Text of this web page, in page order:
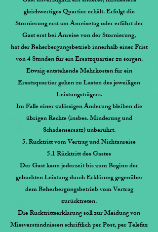
gleichwertiges Quartier erhält. Erfolgt die
Stornierung erst am Anreisetag oder erfährt der
Gast erst bei Anreise von der Stornierung,
hat der Beherbergungsbetrieb innerhalb einer Frist
von 4 Stunden für ein Ersatzquartier zu sorgen.
Etwaig entstehende Mehrkosten für ein
Ersatzquartier gehen zu Lasten des jeweiligen
Leistungsträgers.
Im Falle einer zulässigen Änderung bleiben die
übrigen Rechte (insbes. Minderung und
Schadensersatz) unberührt.
5. Rücktritt vom Vertrag und Nichtanreise
5.1 Rücktritt des Gastes
Der Gast kann jederzeit bis zum Beginn der
gebuchten Leistung durch Erklärung gegenüber
dem Beherbergungsbetrieb vom Vertrag
zurücktreten.
Die Rücktrittserklärung soll zur Meidung von
Missverständnissen schriftlich per Post, per Telefax